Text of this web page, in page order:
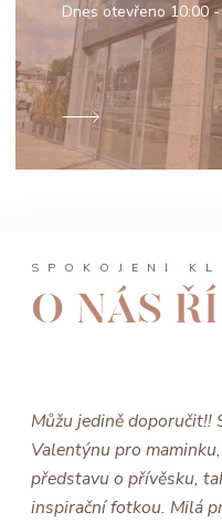
Dnes otevřeno10:00
SPOKOJENÍ
O NÁS
Můžu jedině doporučit!!
Valentýnu pro
představu o přívěsku,
inspirační fotkou. Milá